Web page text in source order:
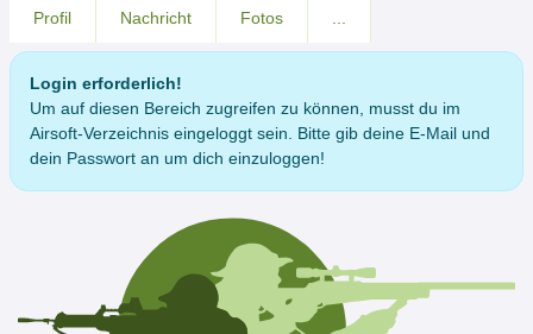
Profil Nachricht Fotos
Login erforderlich!
Um auf diesen Bereich zugreifen zu können, musst du im
Airsoft-Verzeichnis eingeloggt sein. Bitte gib deine E-Mail und
dein Passwort an um dich einzuloggen!